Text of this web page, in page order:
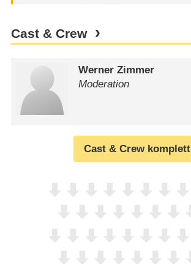
Cast & Crew
Werner Zimmer
Moderation
Cast & Crew komplett